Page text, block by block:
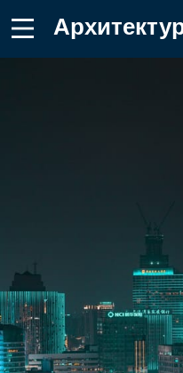
Архитектура, Города,